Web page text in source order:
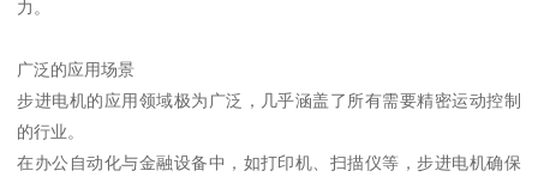
力。
广泛的应用场景
步进电机的应用领域极为广泛，几乎涵盖了所有需要精密运动控制
的行业。
在办公自动化与金融设备中，如打印机、扫描仪等，步进电机确保